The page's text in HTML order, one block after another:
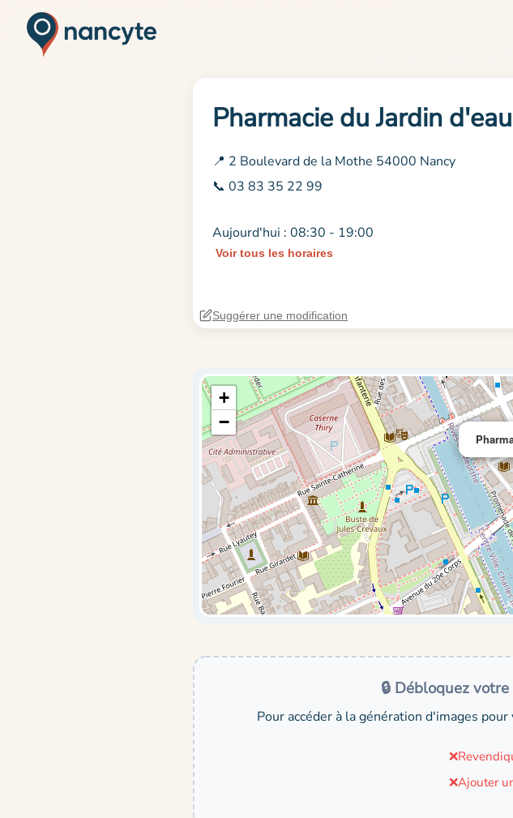
Pharmacie du Jardin d'eau
📍 2 Boulevard de la Mothe 54000 Nancy
📞 03 83 35 22 99
Aujourd'hui : 08:30 - 19:00
Voir tous les horaires
Suggérer une modification
+
−
🔒 Débloquez
Pour accéder à la génération d'images
❌
❌Ajouter